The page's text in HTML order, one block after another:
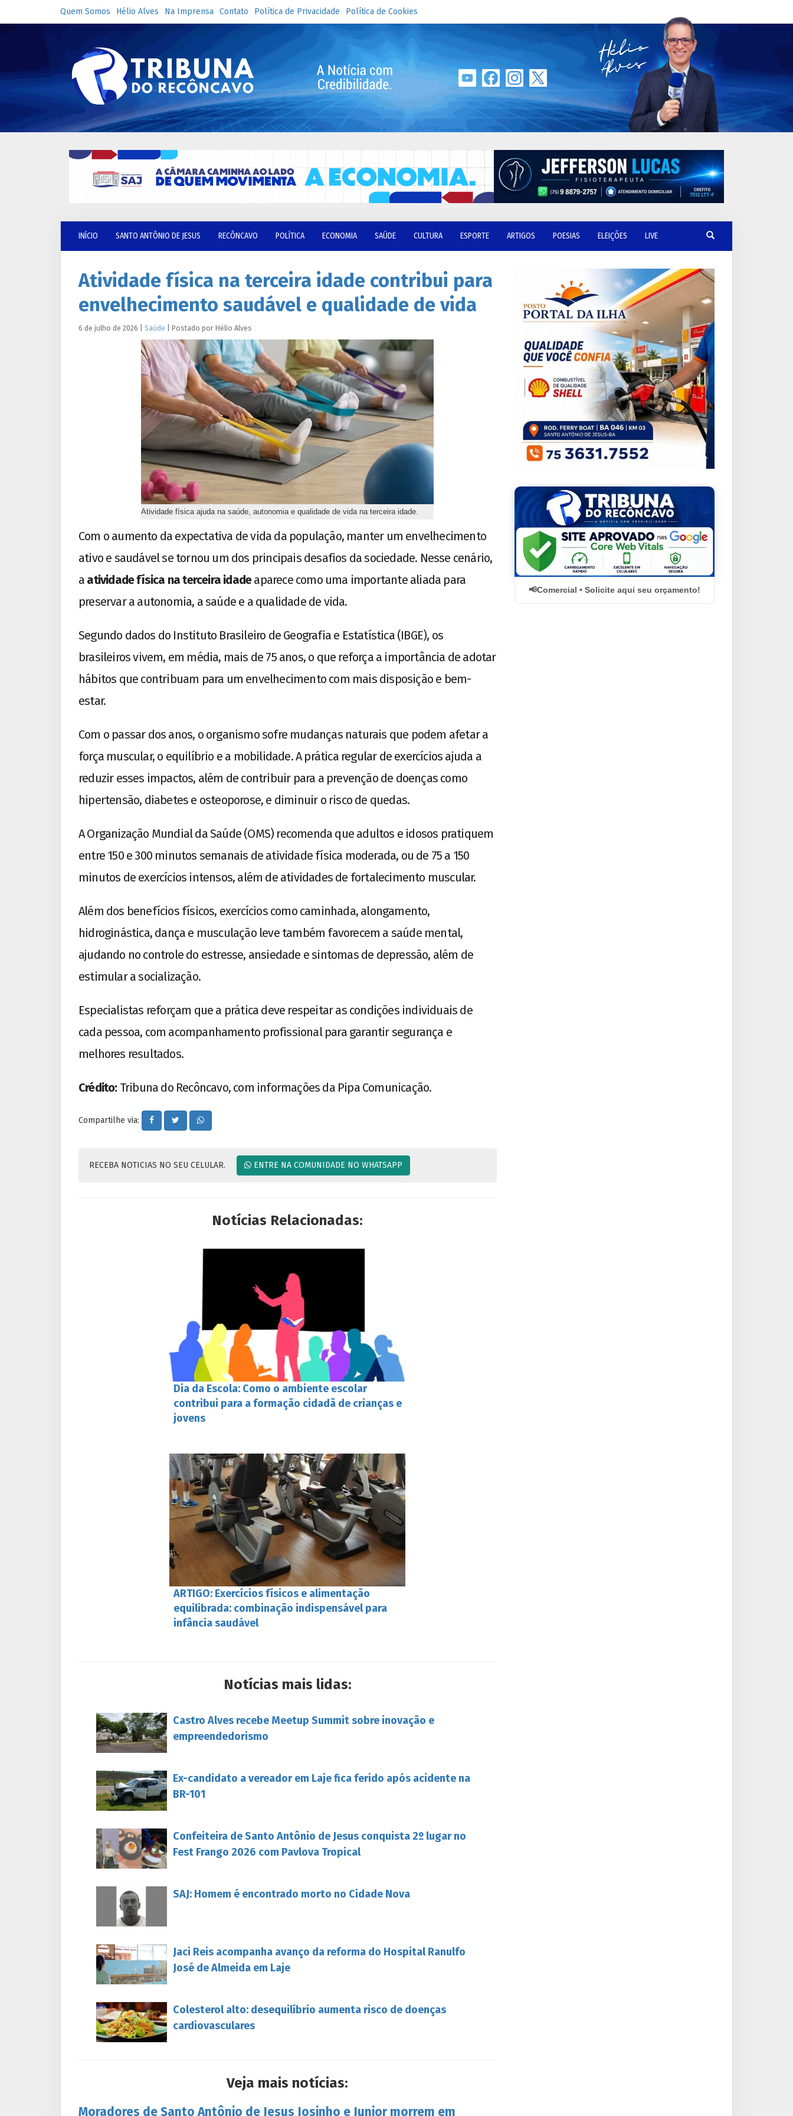
Quem Somos Hélio Alves Na Imprensa Contato Política de Privacidade Política de Cookies
INÍCIO SANTO ANTÔNIO DE JESUS RECÔNCAVO POLÍTICA ECONOMIA SAÚDE CULTURA ESPORTE ARTIGOS POESIAS ELEIÇÕES LIVE
Atividade física na terceira idade contribui para
envelhecimento saudável e qualidade de vida
6 de julho de 2026 Saúde Postado por Hélio Alves
Atividade física ajuda na saúde, autonomia e qualidade de vida na terceira idade.
Com o aumento da expectativa de vida da população, manter um envelhecimento
ativo e saudável se tornou um dos principais desafios da sociedade. Nesse cenário,
a atividade física na terceira idadeaparece como uma importante aliada para
preservar a autonomia, a saúde e a qualidade de vida.
Segundo dados do Instituto Brasileiro de Geografia e Estatística (IBGE), os
brasileiros vivem, em média, mais de 75 anos, o que reforça a importância de adotar
hábitos que contribuam para um envelhecimento com mais disposição e bem-
estar.
Com o passar dos anos, o organismo sofre mudanças naturais que podem afetar a
força muscular, o equilíbrio e a mobilidade. A prática regular de exercícios ajuda a
reduzir esses impactos, além de contribuir para a prevenção de doenças como
hipertensão, diabetes e osteoporose, e diminuir o risco de quedas.
A Organização Mundial da Saúde (OMS) recomenda que adultos e idosos pratiquem
entre 150 e 300 minutos semanais de atividade física moderada, ou de 75 a 150
minutos de exercícios intensos, além de atividades de fortalecimento muscular.
Além dos benefícios físicos, exercícios como caminhada, alongamento,
hidroginástica, dança e musculação leve também favorecem a saúde mental,
ajudando no controle do estresse, ansiedade e sintomas de depressão, além de
estimular a socialização.
Especialistas reforçam que a prática deve respeitar as condições individuais de
cada pessoa, com acompanhamento profissional para garantir segurança e
melhores resultados.
Crédito:Tribuna do Recôncavo, com informações da Pipa Comunicação.
Compartilhe via:
RECEBA NOTICIAS NO SEU CELULAR. ENTRE NA COMUNIDADE NO WHATSAPP
Notícias Relacionadas:
Dia da Escola: Como o ambiente escolar
contribui para a formação cidadã de crianças e
jovens
ARTIGO: Exercícios físicos e alimentação
equilibrada: combinação indispensável para
infância saudável
Notícias mais lidas:
Castro Alves recebe Meetup Summit sobre inovação e
empreendedorismo
Ex-candidato a vereador em Laje fica ferido após acidente na
BR-101
Confeiteira de Santo Antônio de Jesus conquista 2º lugar no
Fest Frango 2026 com Pavlova Tropical
SAJ: Homem é encontrado morto no Cidade Nova
Jaci Reis acompanha avanço da reforma do Hospital Ranulfo
José de Almeida em Laje
Colesterol alto: desequilíbrio aumenta risco de doenças
cardiovasculares
Veja mais notícias:
Moradores de Santo Antônio de Jesus Josinho e Junior morrem em
Comercial • Solicite aqui seu orçamento!